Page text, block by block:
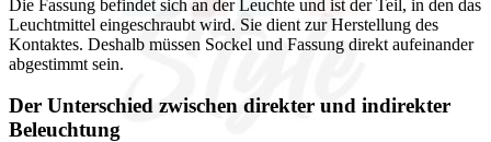
Die Fassung befindet sich an der Leuchte und ist der Teil, in den das
Leuchtmittel eingeschraubt wird. Sie dient zur Herstellung des
Kontaktes. Deshalb müssen Sockel und Fassung direkt aufeinander
abgestimmt sein.
Der Unterschied zwischen direkter und indirekter
Beleuchtung